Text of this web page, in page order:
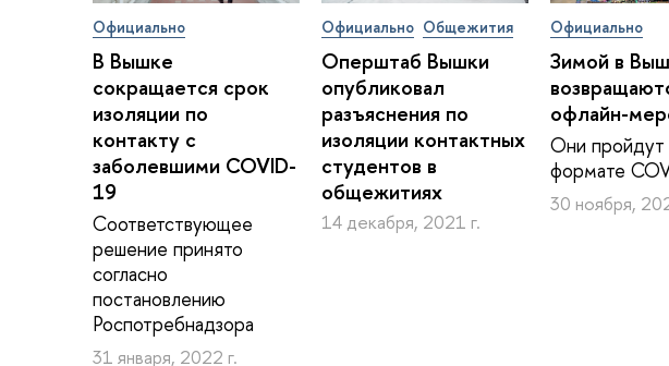
Официально
В Вышке
сокращается срок
изоляции по
контакту с
заболевшими COVID-
19
Соответствующее
решение принято
согласно
постановлению
Роспотребнадзора
31 января, 2022 г.
Официально Общежития
Оперштаб Вышки
опубликовал
разъяснения по
изоляции контактных
студентов в
общежитиях
14 декабря, 2021 г.
Официально
Зимой в
офлайн-
Они пройдут
формате
30 ноября,